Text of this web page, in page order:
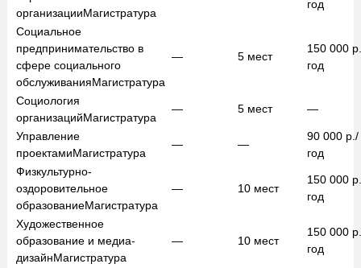
организацииМагистратура
год
Социальное
предпринимательство в
сфере социального
обслуживанияМагистратура
— 5 мест
150 000
год
Социология
организацийМагистратура
— 5 мест —
Управление
проектамиМагистратура
— —
90 000 р./
год
Физкультурно-
оздоровительное
образованиеМагистратура
— 10 мест
150 000
год
Художественное
образование и медиа-
дизайнМагистратура
— 10 мест
150 000
год